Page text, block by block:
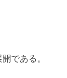
である。